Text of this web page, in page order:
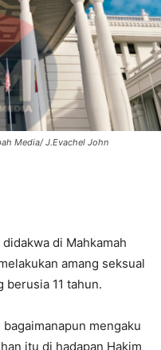
Media/ J.Evachel John
di Mahkamah
amang seksual
berusia 11 tahun.
mengaku
itu di hadapan Hakim